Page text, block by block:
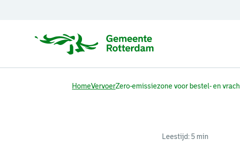
HomeVervoerZero-emissiezone voor bestel- en
Leestijd: 5 min